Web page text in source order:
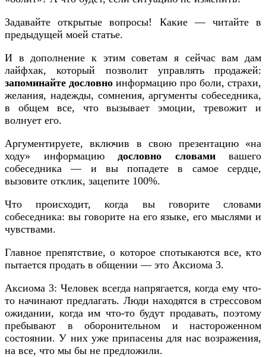
Задавайте открытые вопросы! Какие — читайте в
предыдущей моей статье.
И в дополнение к этим советам я сейчас вам дам
лайфхак, который позволит управлять продажей:
запоминайте дословно информацию про боли, страхи,
желания, надежды, сомнения, аргументы собеседника,
в общем все, что вызывает эмоции, тревожит и
волнует его.
Аргументируете, включив в свою презентацию «на
ходу» информацию дословно словамивашего
собеседника — и вы попадете в самое сердце,
вызовите отклик, зацепите 100%.
Что происходит, когда вы говорите словами
собеседника: вы говорите на его языке, его мыслями и
чувствами.
Главное препятствие, о которое спотыкаются все, кто
пытается продать в общении — это Аксиома 3.
Аксиома 3: Человек всегда напрягается, когда ему что-
то начинают предлагать. Люди находятся в стрессовом
ожидании, когда им что-то будут продавать, поэтому
пребывают в оборонительном и настороженном
состоянии. У них уже припасены для нас возражения,
на все, что мы бы не предложили.